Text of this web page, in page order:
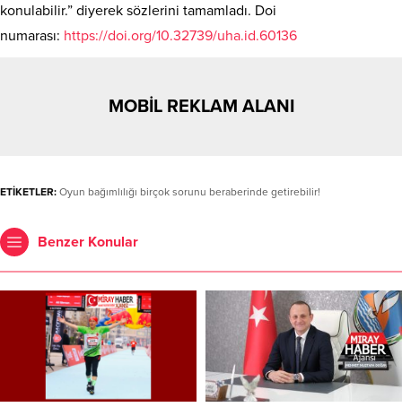
konulabilir.” diyerek sözlerini tamamladı. Doi
numarası: https://doi.org/10.32739/uha.id.60136
MOBİL REKLAM ALANI
ETİKETLER: Oyun bağımlılığı birçok sorunu beraberinde getirebilir!
Benzer Konular